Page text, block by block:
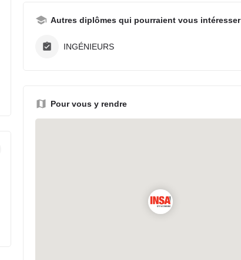
Autres diplômes qui pourraient vous intéresser
INGÉNIEURS
Pour vous y rendre